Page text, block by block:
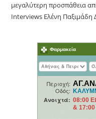
μεγαλύτερη προσπάθεια
Interviews Ελένη Παξιμάδη